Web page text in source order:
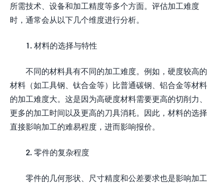
所需技术、设备和加工精度等多个方面。评估加工难度
时，通常会从以下几个维度进行分析。
1. 材料的选择与特性
不同的材料具有不同的加工难度。例如，硬度较高的
材料（如工具钢、钛合金等）比普通碳钢、铝合金等材料
的加工难度大。这是因为高硬度材料需要更高的切削力、
更多的加工时间以及更高的刀具消耗。因此，材料的选择
直接影响加工的难易程度，进而影响报价。
2. 零件的复杂程度
零件的几何形状、尺寸精度和公差要求也是影响加工